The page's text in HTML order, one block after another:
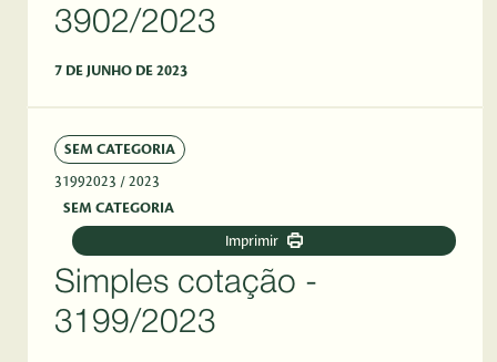
3902/2023
7 DE JUNHO DE 2023
SEM CATEGORIA
31992023 / 2023
SEM CATEGORIA
Imprimir
Simples cotação -
3199/2023